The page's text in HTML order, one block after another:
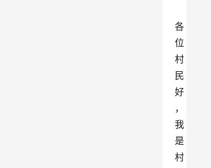
各
位
村
民
好
，
我
是
村